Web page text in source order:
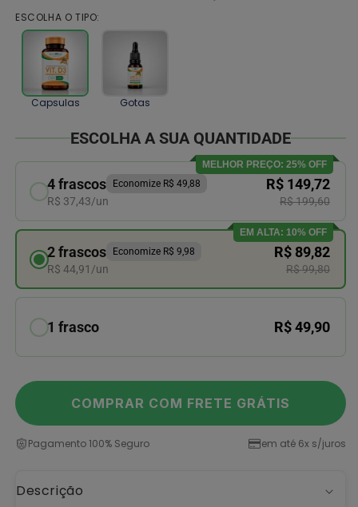
ESCOLHA O TIPO:
Capsulas Gotas
ESCOLHA A SUA QUANTIDADE
MELHOR PREÇO: 25% OFF
4 frascos Economize R$ 49,88
R$ 37,43/un
R$ 149,72
R$ 199,60
EM ALTA: 10% OFF
2 frascos Economize R$ 9,98
R$ 44,91/un
R$ 89,82
R$ 99,80
1 frasco R$ 49,90
COMPRAR COM FRETE GRÁTIS
Pagamento 100% Seguro em até 6x s/juros
Descrição